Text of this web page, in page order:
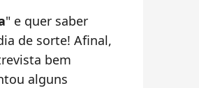
" e quer saber
de sorte! Afinal,
bem
alguns